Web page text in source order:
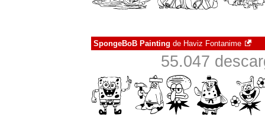
SpongeBoB Painting de Haviz Fontanime
55.047